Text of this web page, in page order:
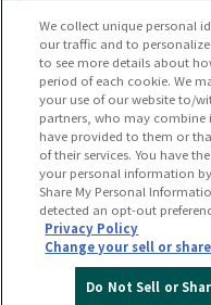
阪神甲
(c)HANSHIN
We collect unique personal
our traffic and to
to see more details about
period of each cookie. We
your use of our website to/
partners, who may
have provided to them or
of their services. You have
your personal information
Share My Personal
detected an opt-out
Privacy Policy
Change your sell or
Do Not Sell or